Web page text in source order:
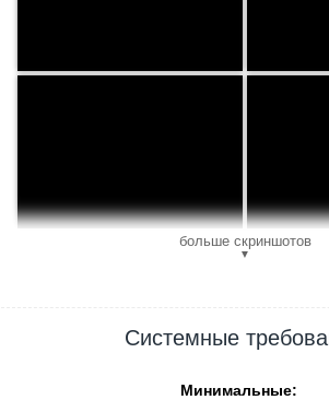
больше скриншотов
▼
Системные
Минимальные: